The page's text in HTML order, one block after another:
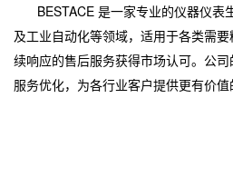
BESTACE 是一家专业的仪器仪
及工业自动化等领域，适用于各类需
续响应的售后服务获得市场认可。公
服务优化，为各行业客户提供更有价值